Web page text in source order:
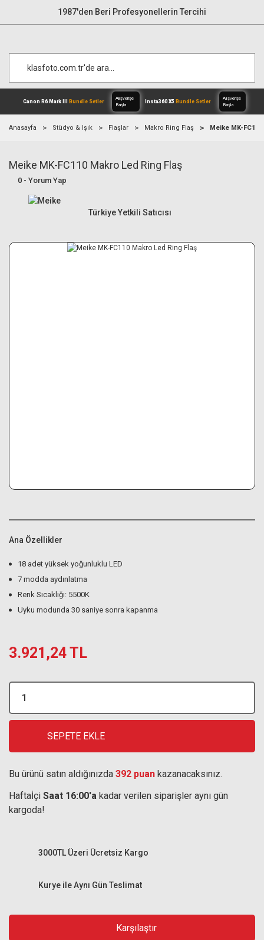
1987'den Beri Profesyonellerin Tercihi
Canon R6 Mark IIIBundle Setler
Anasayfa Stüdyo & Işık Flaşlar Makro Ring Flaş Meike MK-
Meike MK-FC110 Makro Led Ring Flaş
0 - Yorum Yap
Türkiye Yetkili Satıcısı
Ana Özellikler
18 adet yüksek yoğunluklu LED
7 modda aydınlatma
Renk Sıcaklığı: 5500K
Uyku modunda 30 saniye sonra kapanma
3.921,24 TL
SEPETE EKLE
Bu ürünü satın aldığınızda 392 puan kazanacaksınız.
Haftaİçi Saat 16:00'a kadar verilen siparişler aynı gün
kargoda!
Kurye ile Aynı Gün Teslimat
3000TL Üzeri Ücretsiz Kargo
Karşılaştır